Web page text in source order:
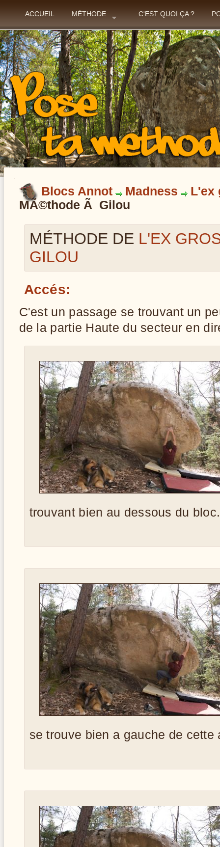
ACCUEIL MÉTHODE C'EST QUOI ÇA ?
Blocs Annot Madness
L'ex
MÃ©thode Ã Gilou
MÉTHODE DE L'EX
GILOU
Accés:
C'est un passage se trouvant un
de la partie Haute du secteur en
trouvant bien au dessous du bloc.
se trouve bien a gauche de cette